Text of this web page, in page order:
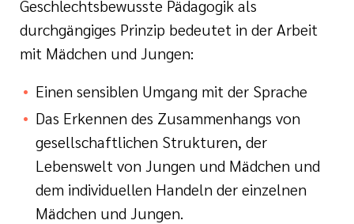
Geschlechtsbewusste Pädagogik als
durchgängiges Prinzip bedeutet in der Arbeit
mit Mädchen und Jungen:
Einen sensiblen Umgang mit der Sprache
Das Erkennen des Zusammenhangs von
gesellschaftlichen Strukturen, der
Lebenswelt von Jungen und Mädchen und
dem individuellen Handeln der einzelnen
Mädchen und Jungen.